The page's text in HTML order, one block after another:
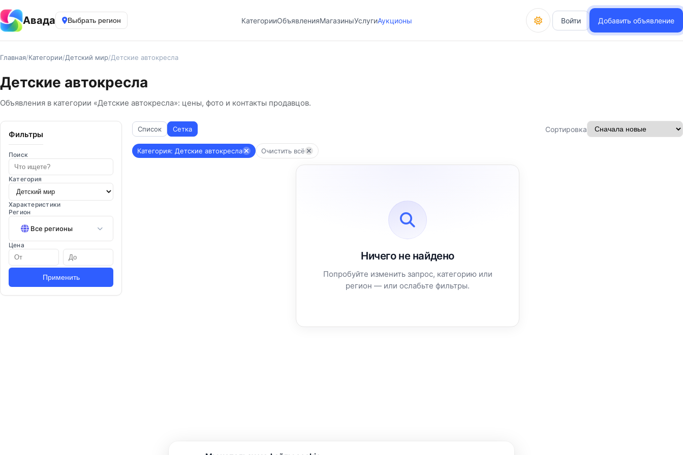
Авада Выбрать регион КатегорииОбъявленияМагазиныУслугиАукционы Войти Добавить объявление
Главная/Категории/Детский мир/Детские автокресла
Детские автокресла
Объявления в категории «Детские автокресла»: цены, фото и контакты продавцов.
Фильтры
Поиск
Категория
Характеристики
Регион
Все регионы
Цена
Применить
Список Сетка Сортировка
Категория: Детские автокресла Очистить всё
Ничего не найдено
Попробуйте изменить запрос, категорию или
регион — или ослабьте фильтры.